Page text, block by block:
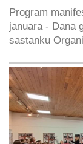
Program
januara - Dana
sastanku